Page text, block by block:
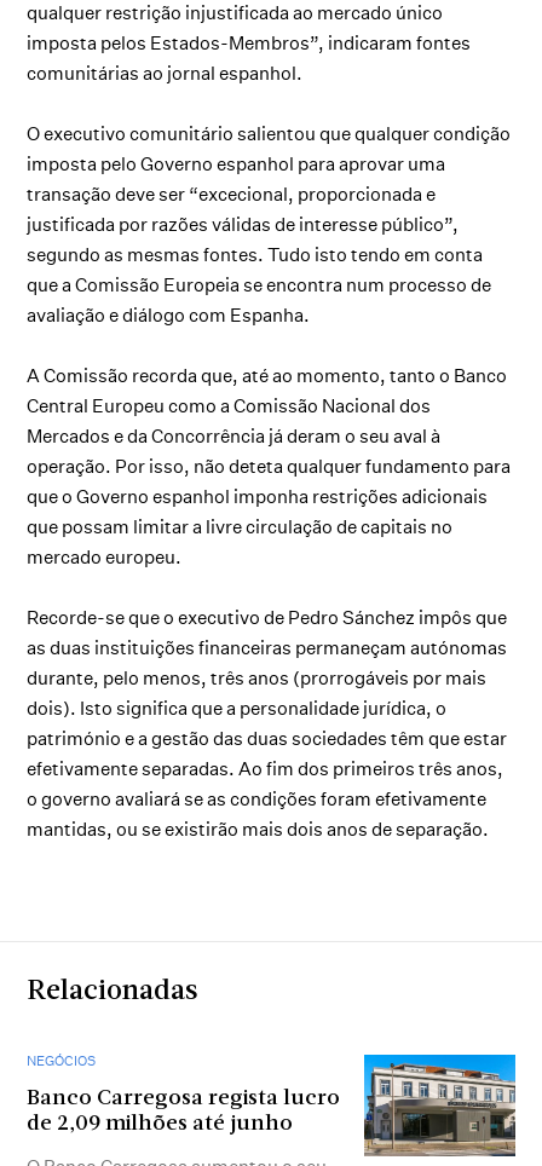
qualquer restrição injustificada ao mercado único
imposta pelos Estados-Membros”, indicaram fontes
comunitárias ao jornal espanhol.
O executivo comunitário salientou que qualquer condição
imposta pelo Governo espanhol para aprovar uma
transação deve ser “excecional, proporcionada e
justificada por razões válidas de interesse público”,
segundo as mesmas fontes. Tudo isto tendo em conta
que a Comissão Europeia se encontra num processo de
avaliação e diálogo com Espanha.
A Comissão recorda que, até ao momento, tanto o Banco
Central Europeu como a Comissão Nacional dos
Mercados e da Concorrência já deram o seu aval à
operação. Por isso, não deteta qualquer fundamento para
que o Governo espanhol imponha restrições adicionais
que possam limitar a livre circulação de capitais no
mercado europeu.
Recorde-se que o executivo de Pedro Sánchez impôs que
as duas instituições financeiras permaneçam autónomas
durante, pelo menos, três anos (prorrogáveis por mais
dois). Isto significa que a personalidade jurídica, o
património e a gestão das duas sociedades têm que estar
efetivamente separadas. Ao fim dos primeiros três anos,
o governo avaliará se as condições foram efetivamente
mantidas, ou se existirão mais dois anos de separação.
Relacionadas
NEGÓCIOS
Banco Carregosa regista lucro
de 2,09 milhões até junho